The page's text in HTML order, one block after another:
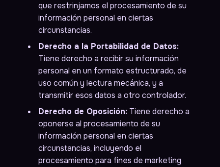
que restrinjamos el procesamiento de su
información personal en ciertas
circunstancias.
Derecho a la Portabilidad de Datos:
Tiene derecho a recibir su información
personal en un formato estructurado, de
uso común y lectura mecánica, y a
transmitir esos datos a otro controlador.
Derecho de Oposición: Tiene derecho a
oponerse al procesamiento de su
información personal en ciertas
circunstancias, incluyendo el
procesamiento para fines de marketing